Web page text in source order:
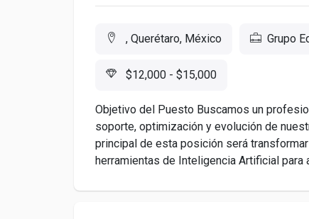
, Querétaro, México Grupo
$12,000 - $15,000
Objetivo del Puesto Buscamos un
soporte, optimización y evolución de
principal de esta posición será
herramientas de Inteligencia Artificial para